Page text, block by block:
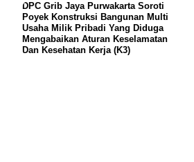
DPC Grib Jaya Purwakarta Soroti
Poyek Konstruksi Bangunan Multi
Usaha Milik Pribadi Yang Diduga
Mengabaikan Aturan Keselamatan
Dan Kesehatan Kerja (K3)